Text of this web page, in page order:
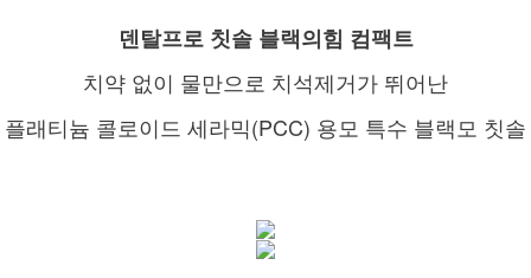
덴탈프로 칫솔 블랙의힘 컴팩트
치약 없이 물만으로 치석제거가 뛰어난
플래티늄 콜로이드 세라믹(PCC) 용모 특수 블랙모 칫솔